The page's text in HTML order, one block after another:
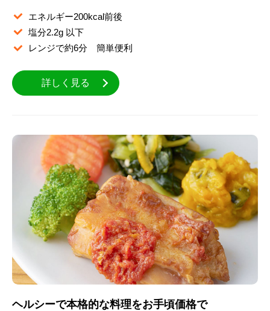
エネルギー200kcal前後
塩分2.2g 以下
レンジで約6分 簡単便利
詳しく見る
ヘルシーで本格的な料理をお手頃価格で